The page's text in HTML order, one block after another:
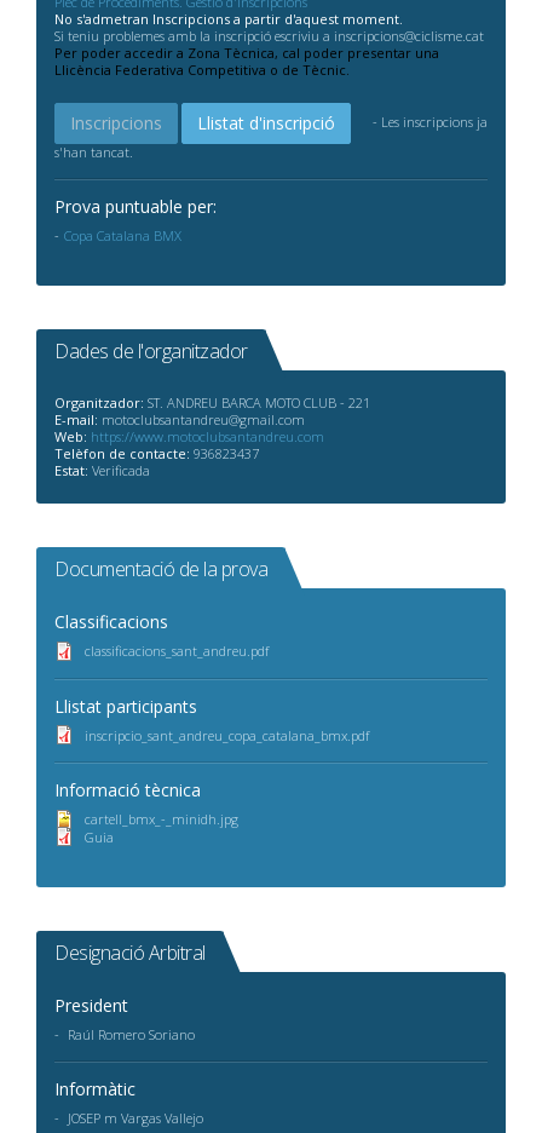
No s'admetran Inscripcions a partir d'aquest moment.
Si teniu problemes amb la inscripció escriviu a inscripcions@ciclisme.cat
Per poder accedir a Zona Tècnica, cal poder presentar una
Llicència Federativa Competitiva o de Tècnic.
Inscripcions Llistat d'inscripció
- Les inscripcions ja
s'han tancat.
Prova puntuable per:
Copa Catalana BMX
Dades de l'organitzador
Organitzador: ST. ANDREU BARCA MOTO CLUB - 221
E-mail: motoclubsantandreu@gmail.com
Web: https://www.motoclubsantandreu.com
Telèfon de contacte: 936823437
Estat: Verificada
Documentació de la prova
Classificacions
classificacions_sant_andreu.pdf
Llistat participants
inscripcio_sant_andreu_copa_catalana_bmx.pdf
Informació tècnica
cartell_bmx_-_minidh.jpg
Guia
Designació Arbitral
President
Raúl Romero Soriano
Informàtic
JOSEP m Vargas Vallejo